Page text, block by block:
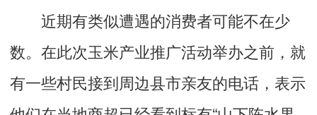
近期有类似遭遇的消费者可能不在少
数。在此次玉米产业推广活动举办之前，就
有一些村民接到周边县市亲友的电话，表示